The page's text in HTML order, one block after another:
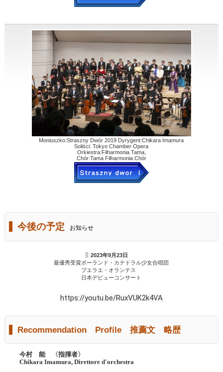
Moniuszko:Straszny Dwór 2019 Dyrygent:Chikara Imamura
Soliści: Tokyo Chamber Opera
Orkiestra:Filharmonia Tama,
Chór:Tama Filharmonia Chór
今後の予定 お知らせ
2023年9月23日
最優秀受賞ポーランド・カテドラル少女合唱団
プエラエ・オランテス
日本デビューコンサート
https://youtu.be/RuxVUK2k4VA
Recommendation Profile 推薦文 略歴
今村 能 〈指揮者〉
Chikara Imamura, Direttore d'orchestra